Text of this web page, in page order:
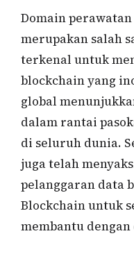
Domain
merupakan salah
terkenal untuk
blockchain yang
global
dalam rantai
di seluruh dunia.
juga telah
pelanggaran data
Blockchain untuk
membantu